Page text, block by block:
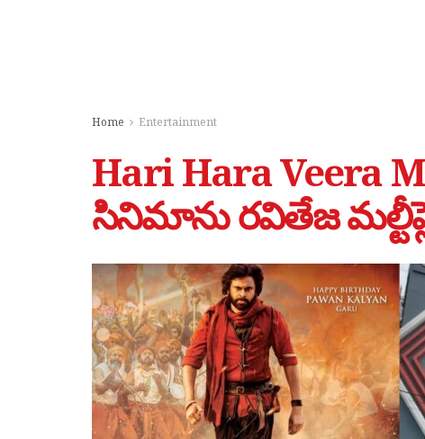
Home Entertainment
Hari Hara Veera
సినిమాను రవితేజ